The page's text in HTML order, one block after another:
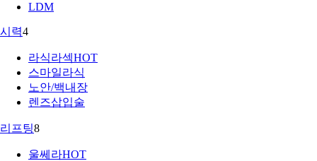
LDM
시력4
라식라섹HOT
스마일라식
노안/백내장
렌즈삽입술
리프팅8
울쎄라HOT